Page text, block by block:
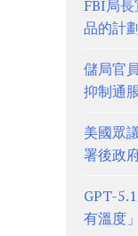
FBI局
品的計
儲局官
抑制通
美國眾
署後政
GPT-
有溫度」